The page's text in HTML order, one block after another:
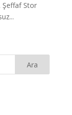
Şeffaf Stor